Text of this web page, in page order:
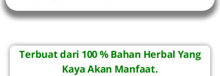
Terbuat dari 100 % Bahan Herbal Yang
Kaya Akan Manfaat.